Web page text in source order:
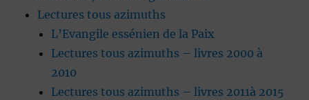
Lectures tous azimuths
L’Evangile essénien de la Paix
Lectures tous azimuths – livres 2000 à
2010
Lectures tous azimuths – livres 2011à 2015